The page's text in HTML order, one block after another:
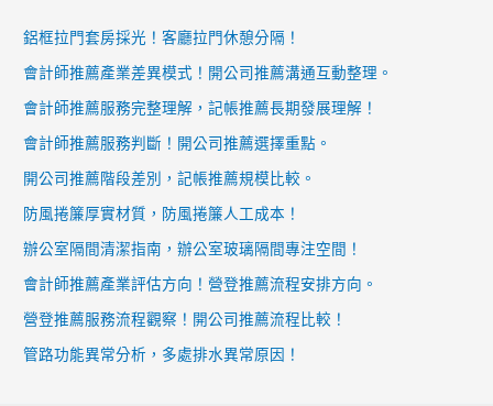
鋁框拉門套房採光！客廳拉門休憩分隔！
會計師推薦產業差異模式！開公司推薦溝通互動整理。
會計師推薦服務完整理解，記帳推薦長期發展理解！
會計師推薦服務判斷！開公司推薦選擇重點。
開公司推薦階段差別，記帳推薦規模比較。
防風捲簾厚實材質，防風捲簾人工成本！
辦公室隔間清潔指南，辦公室玻璃隔間專注空間！
會計師推薦產業評估方向！營登推薦流程安排方向。
營登推薦服務流程觀察！開公司推薦流程比較！
管路功能異常分析，多處排水異常原因！